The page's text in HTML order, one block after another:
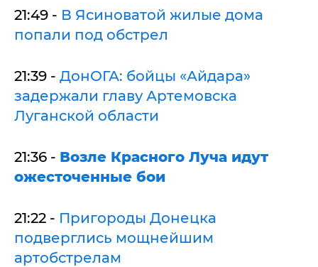
21:49 - В Ясиноватой жилые дома
попали под обстрел
21:39 - ДонОГА: бойцы «Айдара»
задержали главу Артемовска
Луганской области
21:36 - Возле Красного Луча идут
ожесточенные бои
21:22 - Пригороды Донецка
подверглись мощнейшим
артобстрелам